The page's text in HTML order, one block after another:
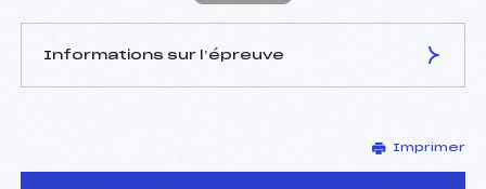
Informations sur l’épreuve
BONNIER AYMERIC (SA)
D.T Adjoint :
–
Imprimer